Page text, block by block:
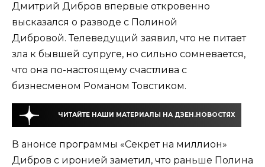
Дмитрий Дибров впервые откровенно
высказался о разводе с Полиной
Дибровой. Телеведущий заявил, что не питает
зла к бывшей супруге, но сильно сомневается,
что она по-настоящему счастлива с
бизнесменом Романом Товстиком.
ЧИТАЙТЕ НАШИ МАТЕРИАЛЫ НА ДЗЕН.НОВОСТЯХ
В анонсе программы «Секрет на миллион»
Дибров с иронией заметил, что раньше Полина